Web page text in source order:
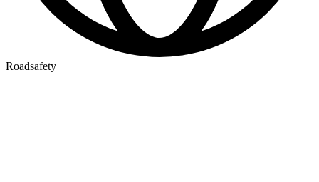
Roadsafety